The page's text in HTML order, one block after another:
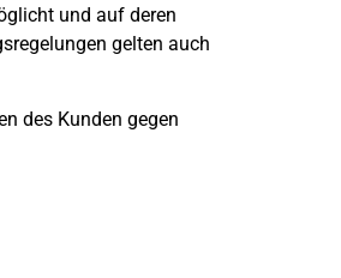
und auf deren
gelten auch
des Kunden gegen